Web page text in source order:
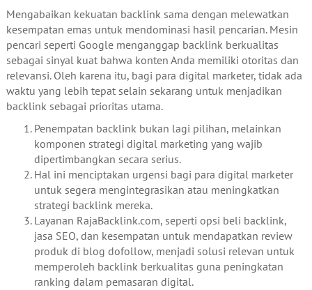
Mengabaikan kekuatan backlink sama dengan melewatkan
kesempatan emas untuk mendominasi hasil pencarian. Mesin
pencari seperti Google menganggap backlink berkualitas
sebagai sinyal kuat bahwa konten Anda memiliki otoritas dan
relevansi. Oleh karena itu, bagi para digital marketer, tidak ada
waktu yang lebih tepat selain sekarang untuk menjadikan
backlink sebagai prioritas utama.
Penempatan backlink bukan lagi pilihan, melainkan
komponen strategi digital marketing yang wajib
dipertimbangkan secara serius.
Hal ini menciptakan urgensi bagi para digital marketer
untuk segera mengintegrasikan atau meningkatkan
strategi backlink mereka.
Layanan RajaBacklink.com, seperti opsi beli backlink,
jasa SEO, dan kesempatan untuk mendapatkan review
produk di blog dofollow, menjadi solusi relevan untuk
memperoleh backlink berkualitas guna peningkatan
ranking dalam pemasaran digital.